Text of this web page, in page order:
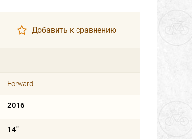
Добавить к сравнению
Forward
2016
14"